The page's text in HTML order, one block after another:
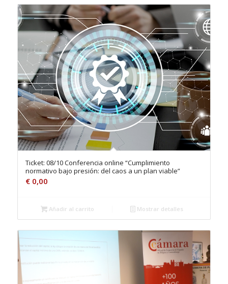
€ 30,00
hasta
€ 50,00
Ticket: 08/10 Conferencia online “Cumplimiento
normativo bajo presión: del caos a un plan viable”
€0,00
Añadir al carrito Mostrar detalles